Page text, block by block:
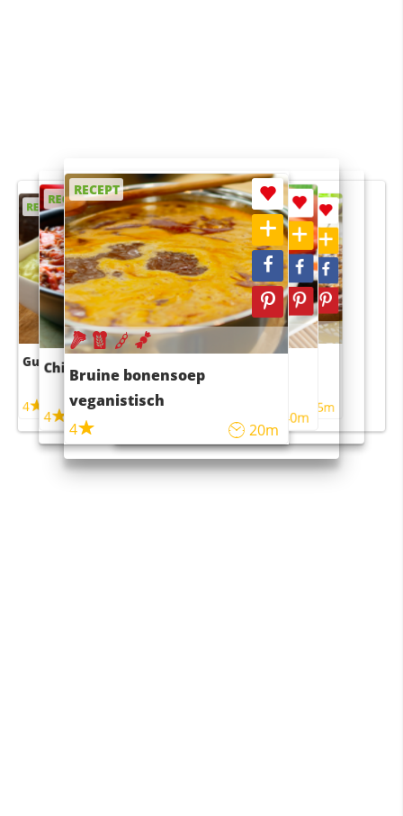
RECEPT
Guacamole
4
RECEPT
Chili con carne
4 45m
RECEPT
Bruine bonensoep
veganistisch
4
20m
RECEPT
Sushi rijstsalade
maaltijdsalade
40m
RECEPT
4 55m